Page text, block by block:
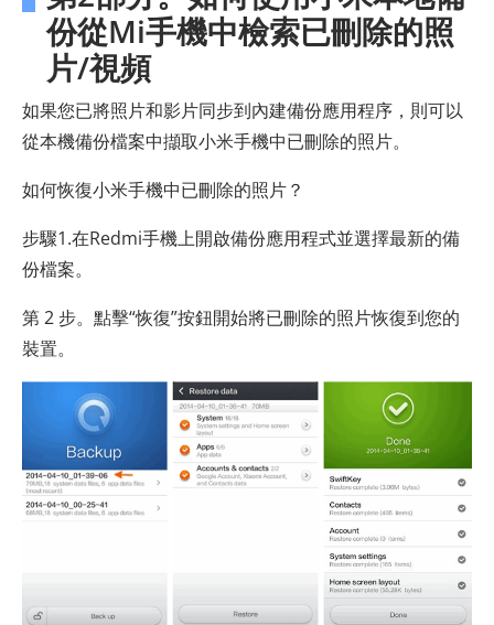
份從Mi手機中檢索已刪除的照
片/視頻
如果您已將照片和影片同步到內建備份應用程序，則可以
從本機備份檔案中擷取小米手機中已刪除的照片。
如何恢復小米手機中已刪除的照片？
步驟1.在Redmi手機上開啟備份應用程式並選擇最新的備
份檔案。
第 2 步。點擊“恢復”按鈕開始將已刪除的照片恢復到您的
裝置。